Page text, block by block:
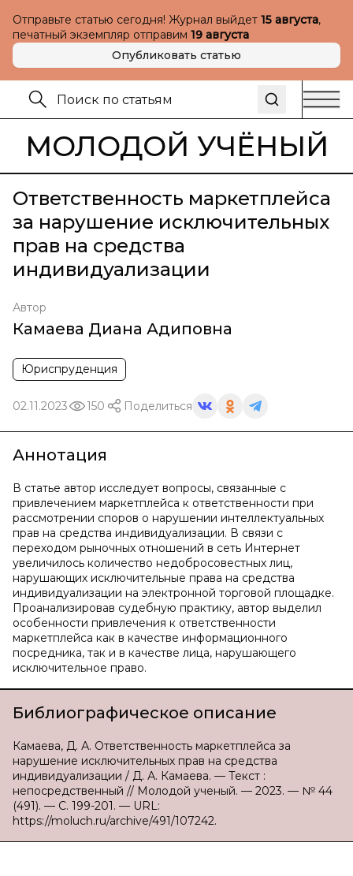
Отправьте статью сегодня! Журнал выйдет 15 августа,
печатный экземпляр отправим 19 августа
Опубликовать статью
МОЛОДОЙ УЧЁНЫЙ
Ответственность маркетплейса
за нарушение исключительных
прав на средства
индивидуализации
Автор
Камаева Диана Адиповна
Юриспруденция
02.11.2023 150 Поделиться
Аннотация
В статье автор исследует вопросы, связанные с
привлечением маркетплейса к ответственности при
рассмотрении споров о нарушении интеллектуальных
прав на средства индивидуализации. В связи с
переходом рыночных отношений в сеть Интернет
увеличилось количество недобросовестных лиц,
нарушающих исключительные права на средства
индивидуализации на электронной торговой площадке.
Проанализировав судебную практику, автор выделил
особенности привлечения к ответственности
маркетплейса как в качестве информационного
посредника, так и в качестве лица, нарушающего
исключительное право.
Библиографическое описание
Камаева, Д. А. Ответственность маркетплейса за
нарушение исключительных прав на средства
индивидуализации / Д. А. Камаева. — Текст :
непосредственный // Молодой ученый. — 2023. — № 44
(491). — С. 199-201. — URL:
https://moluch.ru/archive/491/107242.